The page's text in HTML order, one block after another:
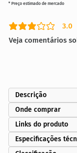
3.0
classificação média
Veja comentários
* Preço estimado de mercado
Descrição
Onde comprar
Links do produto
Especificações